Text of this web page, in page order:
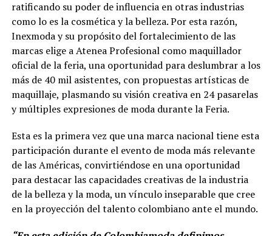
ratificando su poder de influencia en otras industrias
como lo es la cosmética y la belleza. Por esta razón,
Inexmoda y su propósito del fortalecimiento de las
marcas elige a Atenea Profesional como maquillador
oficial de la feria, una oportunidad para deslumbrar a los
más de 40 mil asistentes, con propuestas artísticas de
maquillaje, plasmando su visión creativa en 24 pasarelas
y múltiples expresiones de moda durante la Feria.
Esta es la primera vez que una marca nacional tiene esta
participación durante el evento de moda más relevante
de las Américas, convirtiéndose en una oportunidad
para destacar las capacidades creativas de la industria
de la belleza y la moda, un vínculo inseparable que cree
en la proyección del talento colombiano ante el mundo.